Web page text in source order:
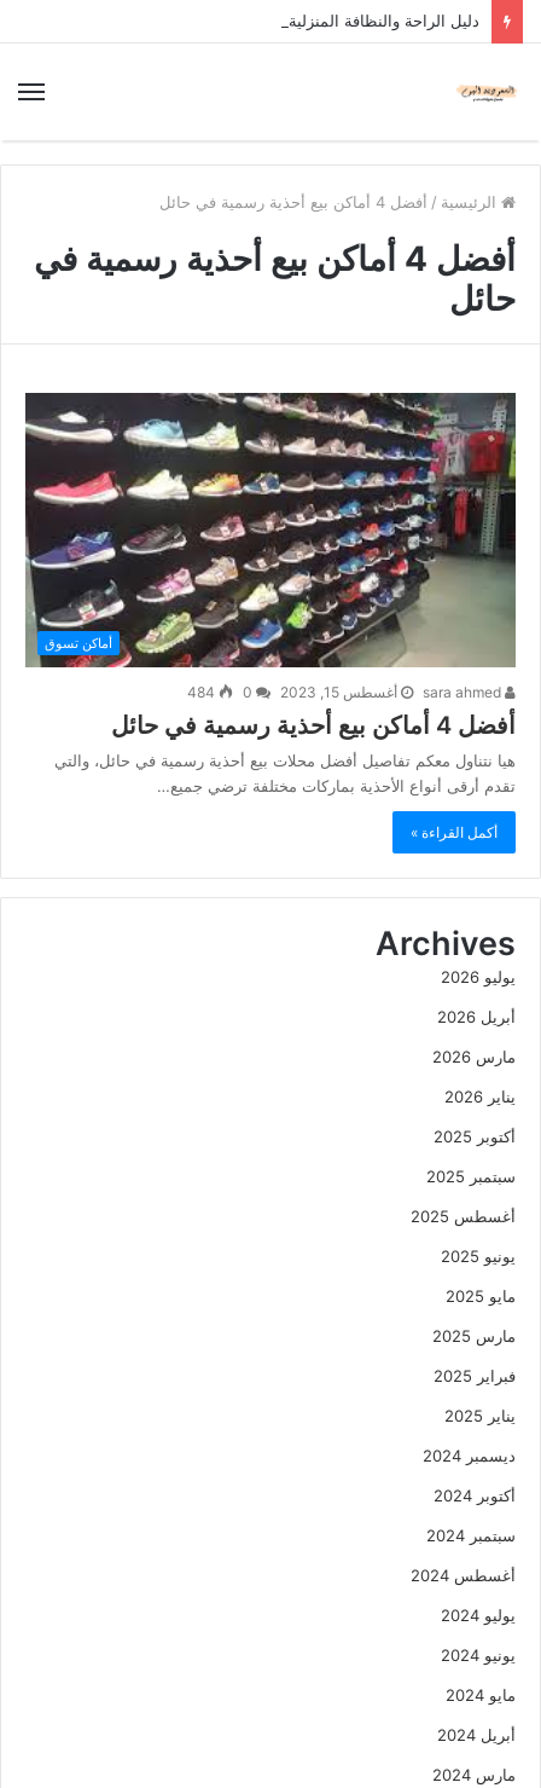
دليل الراحة والنظافة المنزلية
الرئيسية / أفضل 4 أماكن بيع أحذية رسمية في حائل
أفضل 4 أماكن بيع أحذية رسمية في
حائل
أماكن تسوق
أغسطس 15, 2023 484
أفضل 4 أماكن بيع أحذية رسمية في حائل
هيا نتناول معكم تفاصيل أفضل محلات بيع أحذية رسمية في حائل، والتي
تقدم أرقى أنواع الأحذية بماركات مختلفة ترضي جميع…
أكمل القراءة »
Archives
يوليو 2026
أبريل 2026
مارس 2026
يناير 2026
أكتوبر 2025
سبتمبر 2025
أغسطس 2025
يونيو 2025
مايو 2025
مارس 2025
فبراير 2025
يناير 2025
ديسمبر 2024
أكتوبر 2024
سبتمبر 2024
أغسطس 2024
يوليو 2024
يونيو 2024
مايو 2024
أبريل 2024
مارس 2024